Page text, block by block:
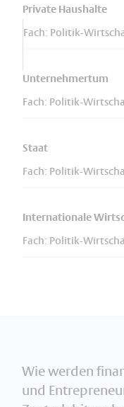
Fach: Politik-
Private Haushalte
Fach: Politik-
Unternehmertum
Fach: Politik-
Staat
Fach: Politik-
Internationale
Wie werden
und